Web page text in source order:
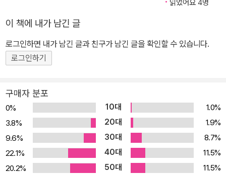
공지능 기술이 비물질적이며 청정한 미래산업’이라는 현수막 뒤에 감
의 출발임을 지적한다. 『AI 미디어 생태학』은 “기술을 맹신하는 순진
한 미래 낙관주의”와 “기술은 결국 파국을 부르는 숙명”이라는 이분
법 그 자체가 더는 현실적이지 않다고 말한다. 이제 인공/자연, 생명/
양한 요소들이 어떻게 복잡하게 얽히고 있는지 새롭게 바라보기를 요
청한다. 미디어와 기술이 변화의 최전선에서 끼치는 혼종적이고, 복
잡화된 영향, 그리고 그 결과 사회가 직면하는 환경 파괴, 데이터 불평
등, 사회적 양극화, 노동의 위계화 등의 문제를 풀 실마리는 “기술 자
체의 속도와 무차별 적용을 조절하고, 생태와 사회의 조화로운 공생
을 도모하는 것”에 있다. 오늘의 AI 혁신이 기술 그 자체가 아닌 “시민
과 지구 모두의 지속가능한 미래 만들기”와 연결될 수 있도록, 모두를
읽었어요 4명
이 책에 내가 남긴 글
로그인하면 내가 남긴 글과 친구가 남긴 글을 확인할 수 있습니다.
로그인하기
구매자 분포
0% 10대
1.0%
3.8%
20대
1.9%
9.6%
30대
8.7%
22.1%
40대
11.5%
20.2%
50대
11.5%